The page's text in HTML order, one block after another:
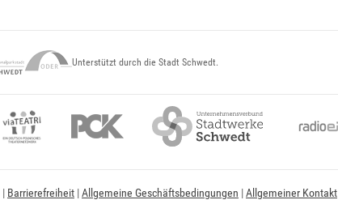
Unterstützt durch die Stadt Schwedt.
| Barrierefreiheit |Allgemeine Geschäftsbedingungen |Allgemeiner Kontakt